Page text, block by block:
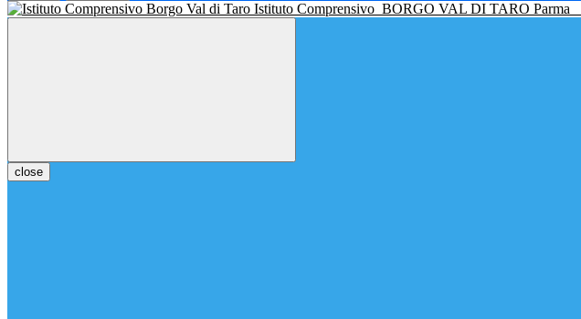
Istituto Comprensivo BORGO VAL DI TARO Parma
close